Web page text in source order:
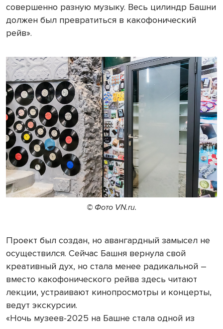
совершенно разную музыку. Весь цилиндр Башни
должен был превратиться в какофонический
рейв».
© Фото VN.ru.
Проект был создан, но авангардный замысел не
осуществился. Сейчас Башня вернула свой
креативный дух, но стала менее радикальной –
вместо какофонического рейва здесь читают
лекции, устраивают кинопросмотры и концерты,
ведут экскурсии.
«Ночь музеев-2025 на Башне стала одной из